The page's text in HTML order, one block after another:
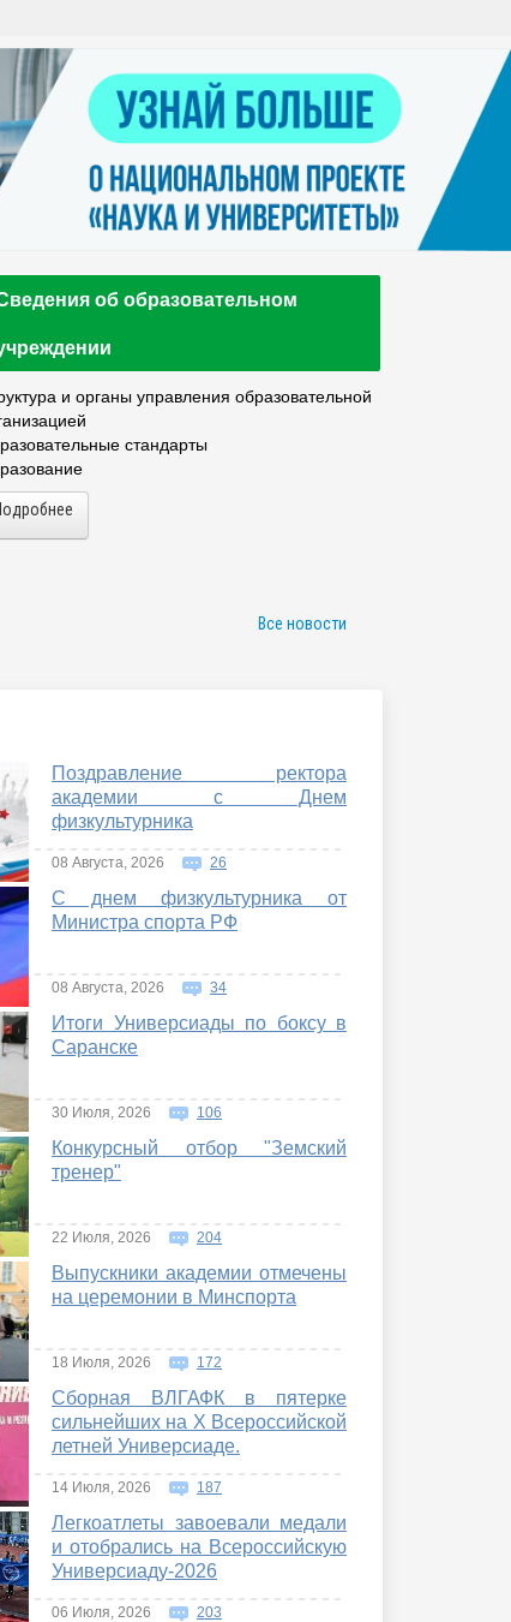
Нацпроект "Наука и университеты"
Платные услуги населению
об образовательном
и органы управления образовательной
стандарты
Все новости
Поздравление ректора
академии с Днем
физкультурника
08 Августа, 2026 26
С днем физкультурника от
Министра спорта РФ
08 Августа, 2026 34
Итоги Универсиады по боксу в
Саранске
30 Июля, 2026 106
Конкурсный отбор "Земский
тренер"
22 Июля, 2026 204
Выпускники академии отмечены
на церемонии в Минспорта
18 Июля, 2026 172
Сборная ВЛГАФК в пятерке
сильнейших на Х Всероссийской
летней Универсиаде.
14 Июля, 2026 187
Легкоатлеты завоевали медали
и отобрались на Всероссийскую
Универсиаду-2026
06 Июля, 2026 203